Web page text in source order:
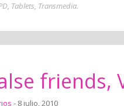
, Tablets, Transmedia.
friends,
- 8 julio, 2010